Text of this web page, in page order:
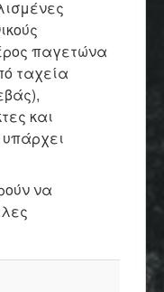
παγετώνα
ταχεία
και
υπάρχει
να